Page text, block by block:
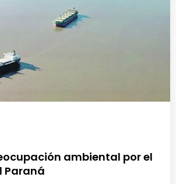
ambiental por el
Paraná